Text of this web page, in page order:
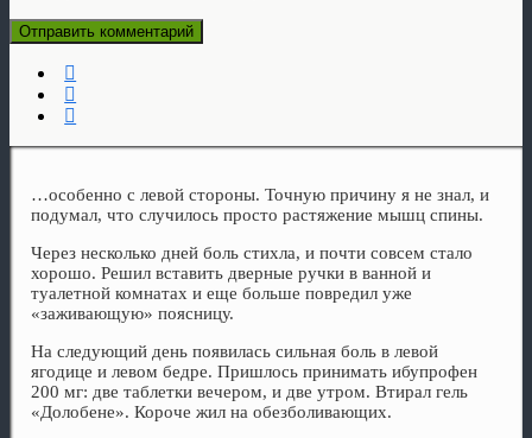
…особенно с левой стороны. Точную причину я не знал, и
подумал, что случилось просто растяжение мышц спины.
Через несколько дней боль стихла, и почти совсем стало
хорошо. Решил вставить дверные ручки в ванной и
туалетной комнатах и еще больше повредил уже
«заживающую» поясницу.
На следующий день появилась сильная боль в левой
ягодице и левом бедре. Пришлось принимать ибупрофен
200 мг: две таблетки вечером, и две утром. Втирал гель
«Долобене». Короче жил на обезболивающих.